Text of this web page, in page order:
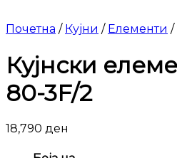
Почетна / Кујни / Елементи /
Кујнски
80-3F/2
18,790 ден